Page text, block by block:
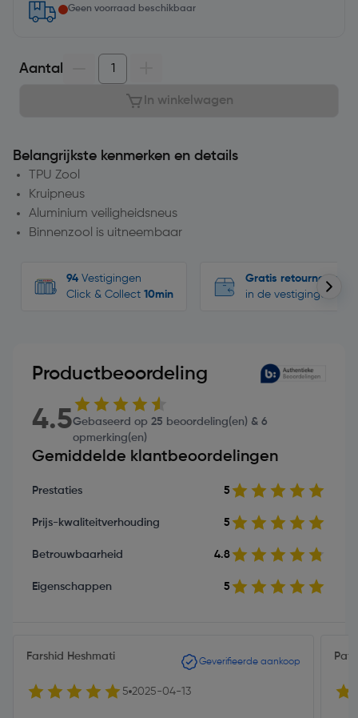
Geen voorraad beschikbaar
Aantal
In winkelwagen
Belangrijkste kenmerken en details
TPU Zool
Kruipneus
Aluminium veiligheidsneus
Binnenzool is uitneembaar
94 Vestigingen
Click & Collect 10min
Gratis retourneren
in de vestigingen
Productbeoordeling
4.5Gebaseerd op 25 beoordeling(en) & 6
opmerking(en)
Gemiddelde klantbeoordelingen
Prestaties 5
Prijs-kwaliteitverhouding 5
Betrouwbaarheid 4.8
Eigenschappen 5
Farshid Heshmati Geverifieerde aankoop
5 2025-04-13